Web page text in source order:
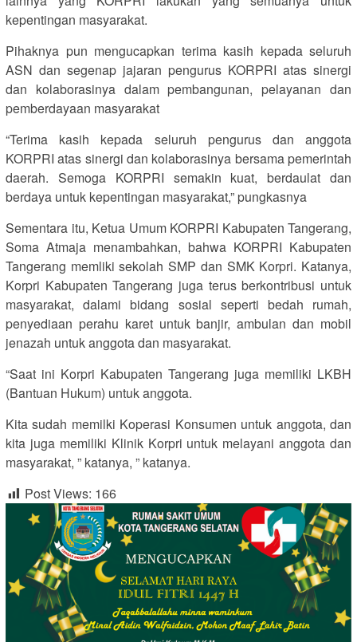
kepentingan masyarakat.
Pihaknya pun mengucapkan terima kasih kepada seluruh
ASN dan segenap jajaran pengurus KORPRI atas sinergi
dan kolaborasinya dalam pembangunan, pelayanan dan
pemberdayaan masyarakat
“Terima kasih kepada seluruh pengurus dan anggota
KORPRI atas sinergi dan kolaborasinya bersama pemerintah
daerah. Semoga KORPRI semakin kuat, berdaulat dan
berdaya untuk kepentingan masyarakat,” pungkasnya
Sementara itu, Ketua Umum KORPRI Kabupaten Tangerang,
Soma Atmaja menambahkan, bahwa KORPRI Kabupaten
Tangerang memliki sekolah SMP dan SMK Korpri. Katanya,
Korpri Kabupaten Tangerang juga terus berkontribusi untuk
masyarakat, dalami bidang sosial seperti bedah rumah,
penyediaan perahu karet untuk banjir, ambulan dan mobil
jenazah untuk anggota dan masyarakat.
“Saat ini Korpri Kabupaten Tangerang juga memiliki LKBH
(Bantuan Hukum) untuk anggota.
Kita sudah memilki Koperasi Konsumen untuk anggota, dan
kita juga memiliki Klinik Korpri untuk melayani anggota dan
masyarakat, ” katanya, ” katanya.
Post Views: 166